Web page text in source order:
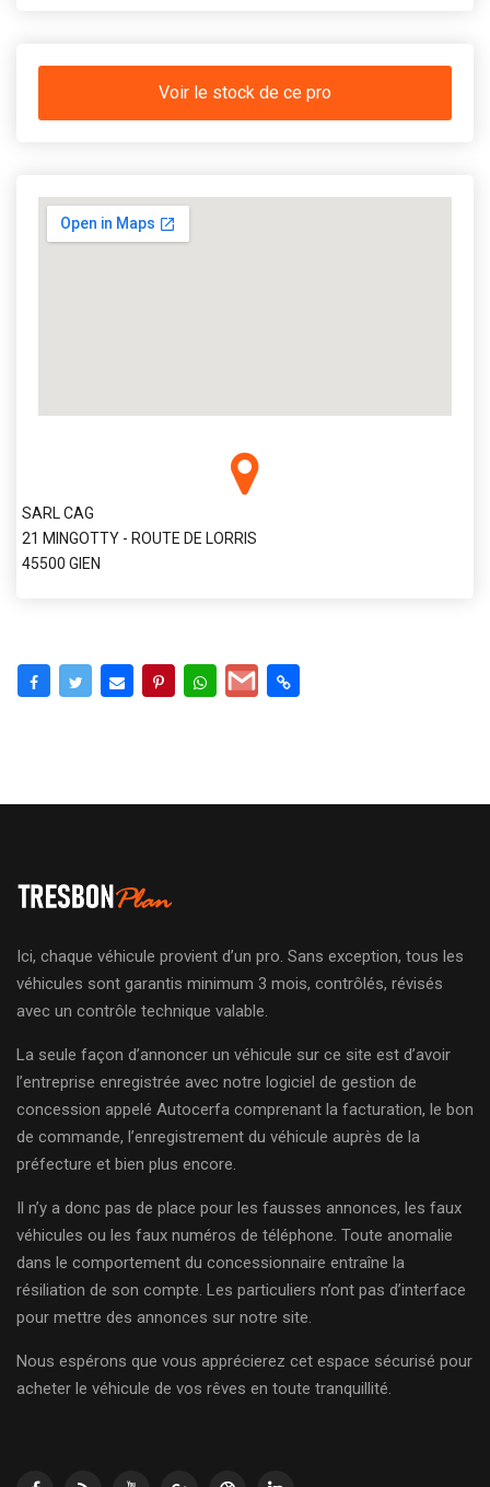
Voir le stock de ce pro
SARL CAG
21 MINGOTTY - ROUTE DE LORRIS
45500 GIEN
Ici, chaque véhicule provient d’un pro. Sans exception, tous les
véhicules sont garantis minimum 3 mois, contrôlés, révisés
avec un contrôle technique valable.
La seule façon d’annoncer un véhicule sur ce site est d’avoir
l’entreprise enregistrée avec notre logiciel de gestion de
concession appelé Autocerfa comprenant la facturation, le bon
de commande, l’enregistrement du véhicule auprès de la
préfecture et bien plus encore.
Il n’y a donc pas de place pour les fausses annonces, les faux
véhicules ou les faux numéros de téléphone. Toute anomalie
dans le comportement du concessionnaire entraîne la
résiliation de son compte. Les particuliers n’ont pas d’interface
pour mettre des annonces sur notre site.
Nous espérons que vous apprécierez cet espace sécurisé pour
acheter le véhicule de vos rêves en toute tranquillité.